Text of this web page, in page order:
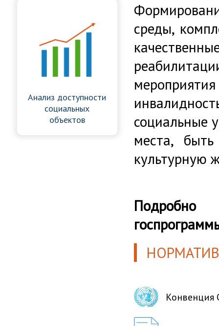
Анализ доступности
социальных
объектов
среды,
социальные
места,
культурную
Подробно